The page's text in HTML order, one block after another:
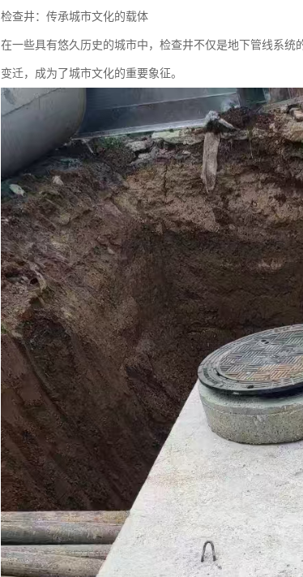
检查井：传承城市文化的载体
在一些具有悠久历史的城市中，检查井不仅是地下管线系
变迁，成为了城市文化的重要象征。